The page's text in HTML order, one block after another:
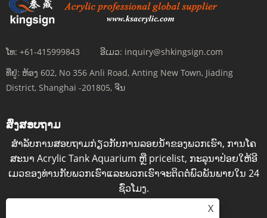
ໂທ: +61-415999843 ອີເມວ: inquiry@shkingsign.com
ທີ່ຢູ່: ຫ້ອງ 602, No 356 Anli Road, Anting New Town, Jiading
District, Shanghai -201805, ຈີນ
ສົ່ງສອບຖາມ
ສໍາ​ລັບ​ການ​ສອບ​ຖາມ​ກ່ຽວ​ກັບ​ການ​ລອຍ​ນ​້​ໍາ​ຂອງ​ພວກ​ເຮົາ​, ການ​ໂຄ​
ສະ​ນາ Acrylic Tank Aquarium ຫຼື pricelist​, ກະ​ລຸ​ນາ​ປ່ອຍ​ໃຫ້​ອີ​
ເມວ​ຂອງ​ທ່ານ​ກັບ​ພວກ​ເຮົາ​ແລະ​ພວກ​ເຮົາ​ຈະ​ຕິດ​ຕໍ່​ພົວ​ພັນ​ພາຍ​ໃນ 24
ຊົ່ວ​ໂມງ​.
X